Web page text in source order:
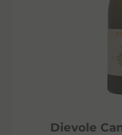
Dievole